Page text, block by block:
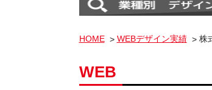
HOME WEBデザイン実績 株
WEB